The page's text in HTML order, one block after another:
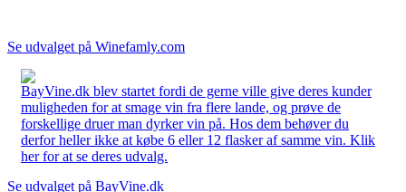
Se udvalget på Winefamly.com
BayVine.dk blev startet fordi de gerne ville give deres kunder
muligheden for at smage vin fra flere lande, og prøve de
forskellige druer man dyrker vin på. Hos dem behøver du
derfor heller ikke at købe 6 eller 12 flasker af samme vin. Klik
her for at se deres udvalg.
Se udvalget på BayVine.dk